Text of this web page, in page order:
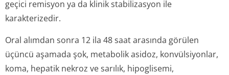
geçici remisyon ya da klinik stabilizasyon ile
karakterizedir.
Oral alımdan sonra 12 ila 48 saat arasında görülen
üçüncü aşamada şok, metabolik asidoz, konvülsiyonlar,
koma, hepatik nekroz ve sarılık, hipoglisemi,